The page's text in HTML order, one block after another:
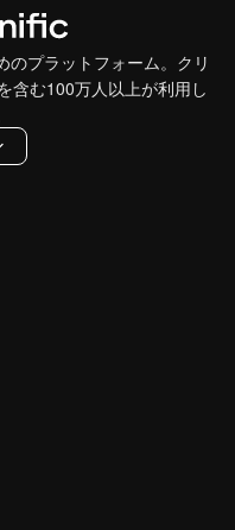
のプラットフォーム。クリ
含む100万人以上が利用し